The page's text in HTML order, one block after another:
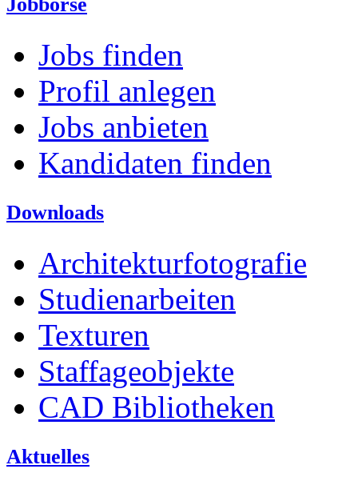
Jobbörse
Jobs finden
Profil anlegen
Jobs anbieten
Kandidaten finden
Downloads
Architekturfotografie
Studienarbeiten
Texturen
Staffageobjekte
CAD Bibliotheken
Aktuelles